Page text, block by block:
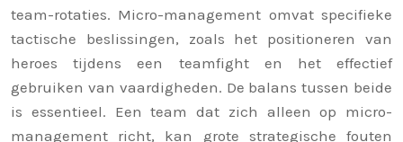
team-rotaties. Micro-management omvat specifieke
tactische beslissingen, zoals het positioneren van
heroes tijdens een teamfight en het effectief
gebruiken van vaardigheden. De balans tussen beide
is essentieel. Een team dat zich alleen op micro-
management richt, kan grote strategische fouten